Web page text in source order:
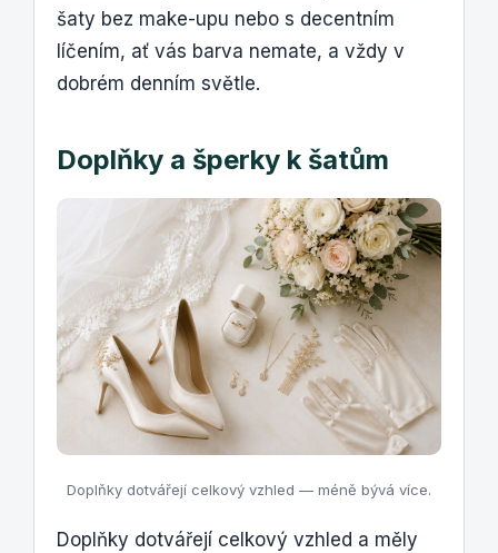
šaty bez make-upu nebo s decentním
líčením, ať vás barva nemate, a vždy v
dobrém denním světle.
Doplňky a šperky k šatům
Doplňky dotvářejí celkový vzhled — méně bývá více.
Doplňky dotvářejí celkový vzhled a měly